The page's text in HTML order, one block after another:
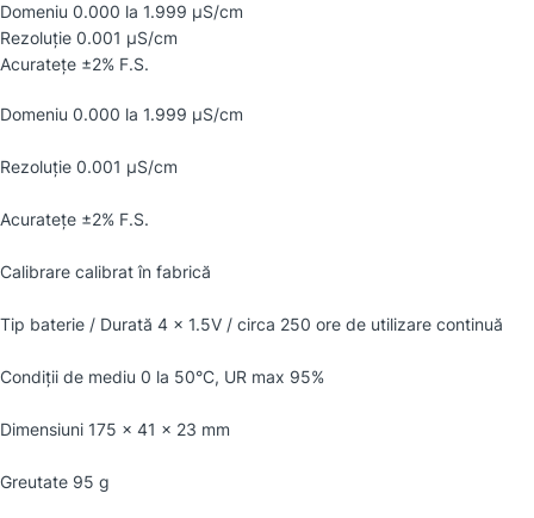
Domeniu 0.000 la 1.999 µS/cm
Rezoluţie 0.001 µS/cm
Acurateţe ±2% F.S.
Domeniu 0.000 la 1.999 µS/cm
Rezoluţie 0.001 µS/cm
Acurateţe ±2% F.S.
Calibrare calibrat în fabrică
Tip baterie / Durată 4 x 1.5V / circa 250 ore de utilizare continuă
Condiţii de mediu 0 la 50°C, UR max 95%
Dimensiuni 175 x 41 x 23 mm
Greutate 95 g